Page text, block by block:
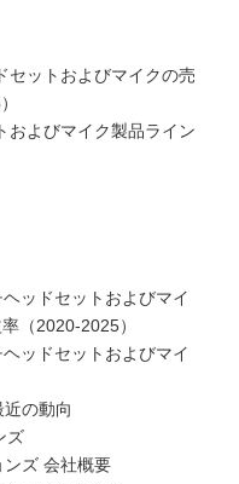
セットおよびマイクの売
およびマイク製品ライン
ッドセットおよびマイ
（2020-2025）
ッドセットおよびマイ
の動向
ズ
ズ 会社概要